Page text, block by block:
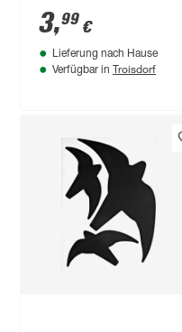
3,99 €
Lieferung nach Hause
Verfügbar in Troisdorf